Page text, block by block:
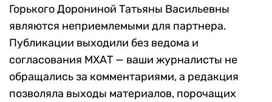
Горького Дорониной Татьяны Васильевны
являются неприемлемыми для партнера.
Публикации выходили без ведома и
согласования МХАТ — ваши журналисты не
обращались за комментариями, а редакция
позволяла выходы материалов, порочащих